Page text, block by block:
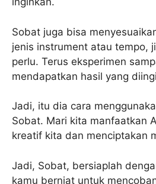
Sobat juga bisa
jenis instrument atau tempo,
perlu. Terus eksperimen
mendapatkan hasil yang
Jadi, itu dia cara
Sobat. Mari kita manfaatkan
kreatif kita dan menciptakan
Jadi, Sobat, bersiaplah
kamu berniat untuk